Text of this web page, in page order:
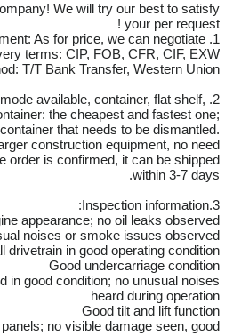
We will try our best to satisfy
your per request !
1. Payment: As for price, we can negotiate.
terms: CIP, FOB, CFR, CIF, EXW
T/T Bank Transfer, Western Union.
mode available, container, flat shelf,
the cheapest and fastest one;
that needs to be dismantled.
construction equipment, no need
order is confirmed, it can be shipped
within 3-7 days.
3.Inspection information:
appearance; no oil leaks observed
noises or smoke issues observed
drivetrain in good operating condition
Good undercarriage condition
in good condition; no unusual noises
heard during operation
Good tilt and lift function
no visible damage seen, good